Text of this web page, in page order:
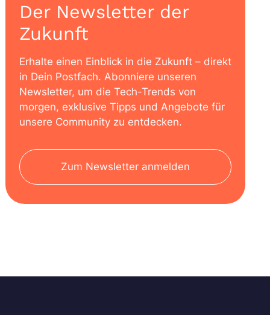
Der Newsletter der
Zukunft
Erhalte einen Einblick in die Zukunft – direkt
in Dein Postfach. Abonniere unseren
Newsletter, um die Tech-Trends von
morgen, exklusive Tipps und Angebote für
unsere Community zu entdecken.
Zum Newsletter anmelden